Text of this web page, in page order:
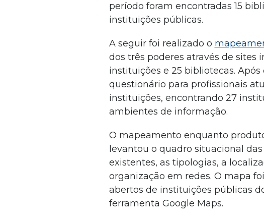
período foram encontradas 15
instituições públicas.
A seguir foi realizado o
dos três poderes através de sites
instituições e 25 bibliotecas.
questionário para profissionais
instituições, encontrando 27
ambientes de informação.
O mapeamento enquanto
levantou o quadro situacional
existentes, as tipologias, a
organização em redes. O mapa
abertos de instituições públicas
ferramenta Google Maps.